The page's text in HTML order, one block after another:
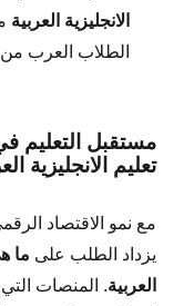
الانجليزية العربية
الطلاب العرب من
مستقبل التعليم
تعليم الانجليزية
مع نمو الاقتصاد
يزداد الطلب على ما
العربية. المنصات